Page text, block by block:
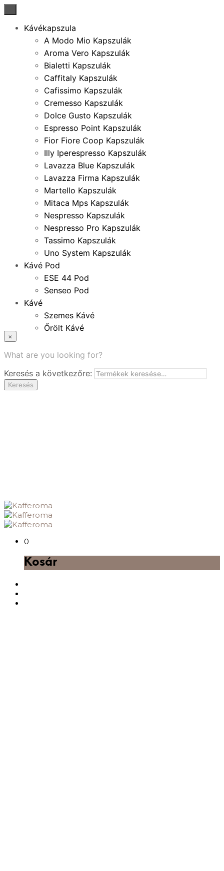
Kávékapszula
A Modo Mio Kapszulák
Aroma Vero Kapszulák
Bialetti Kapszulák
Caffitaly Kapszulák
Cafissimo Kapszulák
Cremesso Kapszulák
Dolce Gusto Kapszulák
Espresso Point Kapszulák
Fior Fiore Coop Kapszulák
Illy Iperespresso Kapszulák
Lavazza Blue Kapszulák
Lavazza Firma Kapszulák
Martello Kapszulák
Mitaca Mps Kapszulák
Nespresso Kapszulák
Nespresso Pro Kapszulák
Tassimo Kapszulák
Uno System Kapszulák
Kávé Pod
ESE 44 Pod
Senseo Pod
Kávé
Szemes Kávé
Őrölt Kávé
Instant Kávé
Zacskó Tea
Tartozékok
×
What are you looking for?
Keresés a következőre:
Keresés
0
Kosár